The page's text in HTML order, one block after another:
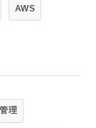
AWS
理